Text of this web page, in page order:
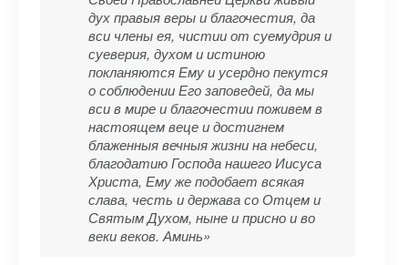
дух правыя веры и благочестия, да
вси члены ея, чистии от суемудрия и
суеверия, духом и истиною
покланяются Ему и усердно пекутся
о соблюдении Его заповедей, да мы
вси в мире и благочестии поживем в
настоящем веце и достигнем
блаженныя вечныя жизни на небеси,
благодатию Господа нашего Иисуса
Христа, Ему же подобает всякая
слава, честь и держава со Отцем и
Святым Духом, ныне и присно и во
веки веков. Аминь»